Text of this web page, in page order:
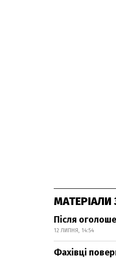
Після
12 ЛИПНЯ, 14:54
Фахівці